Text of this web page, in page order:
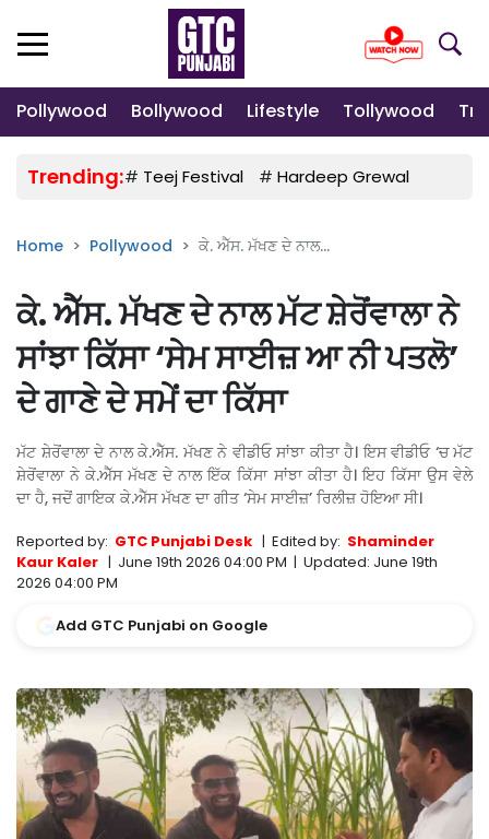
Pollywood Bollywood Lifestyle Tollywood
Trending:# Teej Festival # Hardeep Grewal
Home Pollywood ਕੇ. ਐੱਸ. ਮੱਖਣ ਦੇ ਨਾਲ...
ਕੇ. ਐੱਸ. ਮੱਖਣ ਦੇ ਨਾਲ ਮੱਟ ਸ਼ੇਰੋਂਵਾਲਾ ਨੇ
ਸਾਂਝਾ ਕਿੱਸਾ ‘ਸੇਮ ਸਾਈਜ਼ ਆ ਨੀ ਪਤਲੋ’
ਦੇ ਗਾਣੇ ਦੇ ਸਮੇਂ ਦਾ ਕਿੱਸਾ
ਮੱਟ ਸ਼ੇਰੋਂਵਾਲਾ ਦੇ ਨਾਲ ਕੇ.ਐੱਸ. ਮੱਖਣ ਨੇ ਵੀਡੀਓ ਸਾਂਝਾ ਕੀਤਾ ਹੈ। ਇਸ ਵੀਡੀਓ ‘ਚ ਮੱਟ
ਸ਼ੇਰੋਂਵਾਲਾ ਨੇ ਕੇ.ਐੱਸ ਮੱਖਣ ਦੇ ਨਾਲ ਇੱਕ ਕਿੱਸਾ ਸਾਂਝਾ ਕੀਤਾ ਹੈ। ਇਹ ਕਿੱਸਾ ਉਸ ਵੇਲੇ
ਦਾ ਹੈ, ਜਦੋਂ ਗਾਇਕ ਕੇ.ਐੱਸ ਮੱਖਣ ਦਾ ਗੀਤ ‘ਸੇਮ ਸਾਈਜ਼’ ਰਿਲੀਜ਼ ਹੋਇਆ ਸੀ।
Reported by: GTC Punjabi Desk | Edited by: Shaminder
Kaur Kaler | June 19th 2026 04:00 PM | Updated: June 19th
2026 04:00 PM
Add GTC Punjabi on Google